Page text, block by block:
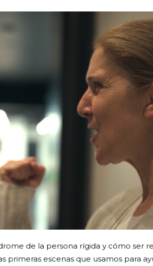
de la persona rígida y cómo ser
primeras escenas que usamos para